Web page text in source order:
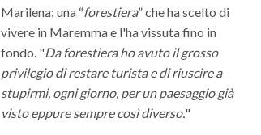
Quali sono i migliori vini della
Maremma Toscana
La Maremma toscana, per le diverse
Marilena: una “forestiera” che ha scelto di
vivere in Maremma e l'ha vissuta fino in
fondo. "Da forestiera ho avuto il grosso
privilegio di restare turista e di riuscire a
stupirmi, ogni giorno, per un paesaggio già
visto eppure sempre così diverso."